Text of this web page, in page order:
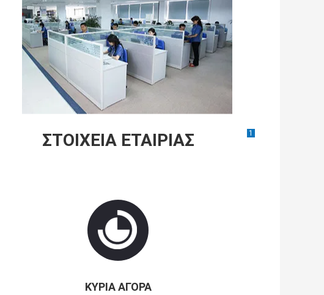
1
ΣΤΟΙΧΕΊΑ ΕΤΑΙΡΊΑΣ
ΚΎΡΙΑ ΑΓΟΡΆ